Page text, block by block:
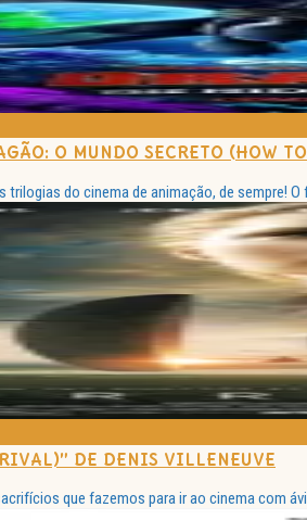
O MUNDO SECRETO (HOW
do cinema de animação, de sempre!
DE DENIS VILLENEUVE
que fazemos para ir ao cinema com